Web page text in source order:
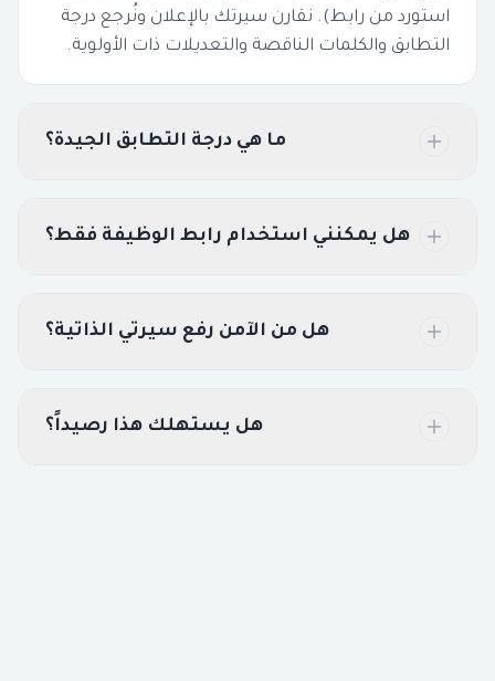
استورد من رابط). نقارن سيرتك بالإعلان ونُرجع درجة
التطابق والكلمات الناقصة والتعديلات ذات الأولوية.
ما هي درجة التطابق الجيدة؟
هل يمكنني استخدام رابط الوظيفة فقط؟
هل من الآمن رفع سيرتي الذاتية؟
هل يستهلك هذا رصيداً؟